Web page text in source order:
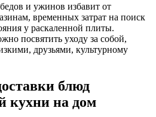
и ужинов избавит от
временных затрат на поиск
у раскаленной плиты.
посвятить уходу за собой,
друзьями, культурному
блюд
кухни на дом